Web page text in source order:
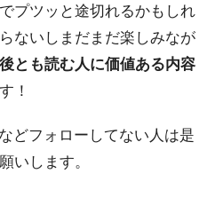
プツッと途切れるかもしれ
ないしまだまだ楽しみなが
とも読む人に価値ある内容
！
どフォローしてない人は是
いします。